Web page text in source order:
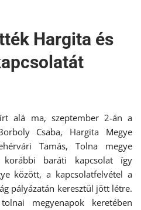
Hargita és
írt alá ma, szeptember 2-án a
Csaba, Hargita Megye
Tamás, Tolna megye
korábbi baráti kapcsolat így
között, a kapcsolatfelvétel a
pályázatán keresztül jött létre.
megyenapok keretében